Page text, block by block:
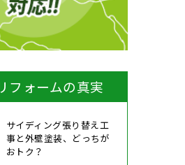
フォームの真実
サイディング張り替え工
事と外壁塗装、どっちが
おトク？